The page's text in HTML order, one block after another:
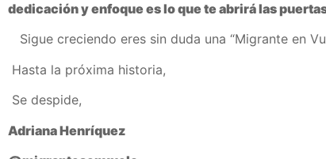
dedicación y enfoque es lo que te abrirá las
Sigue creciendo eres sin duda una “Migrante en
Hasta la próxima historia,
Se despide,
Adriana Henríquez